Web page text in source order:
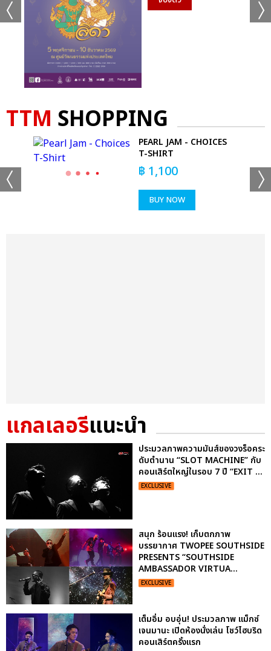
TTM SHOPPING
PEARL JAM - CHOICES
T-SHIRT
฿ 1,100
BUY NOW
แกลเลอรีแนะนำ
ประมวลภาพความมันส์ของวงร็อคระ
ดับตำนาน “SLOT MACHINE” กับ
คอนเสิร์ตใหญ่ในรอบ 7 ปี “EXIT ...
EXCLUSIVE
สนุก ร้อนแรง! เก็บตกภาพ
บรรยากาศ TWOPEE SOUTHSIDE
PRESENTS “SOUTHSIDE
AMBASSADOR VIRTUA...
EXCLUSIVE
เต็มอิ่ม อบอุ่น! ประมวลภาพ แม็กซ์
เจนมานะ เปิดห้องนั่งเล่น โชว์ไฮบริด
คอนเสิร์ตครั้งแรก